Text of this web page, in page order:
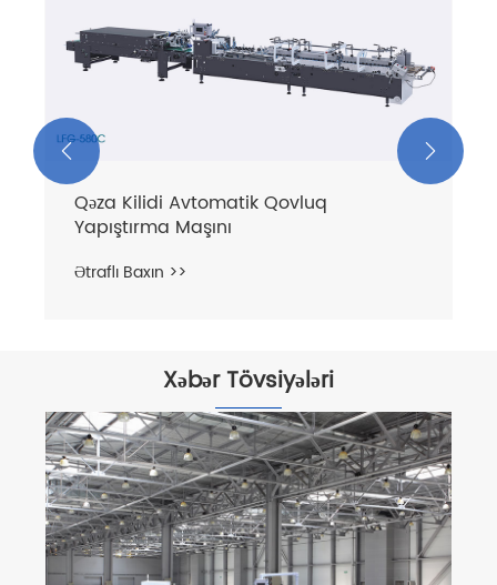
Düz Xətt Avtomatik Qovluq Yapıştırıcı
Maşın
Ətraflı Baxın >>
 
Xəbər Tövsiyələri
Qablaşdırma işiniz üçün niyə
qovluq gluer seçməlisiniz?
Ətraflı Baxın >>